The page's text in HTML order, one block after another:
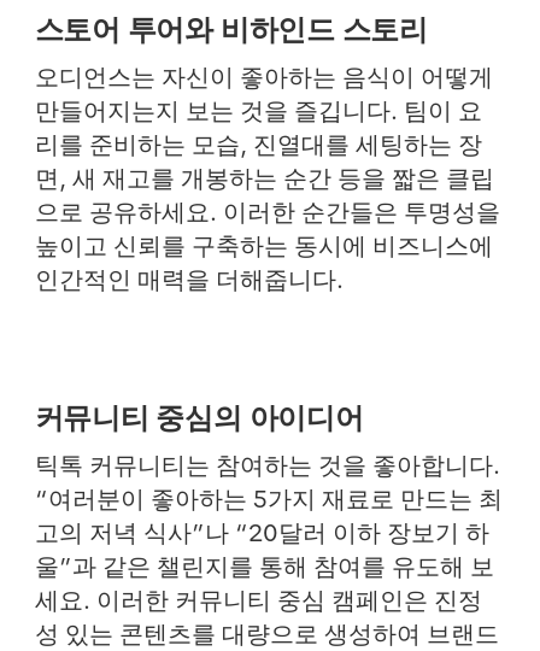
스토어 투어와 비하인드 스토리
오디언스는 자신이 좋아하는 음식이 어떻게
만들어지는지 보는 것을 즐깁니다. 팀이 요
리를 준비하는 모습, 진열대를 세팅하는 장
면, 새 재고를 개봉하는 순간 등을 짧은 클립
으로 공유하세요. 이러한 순간들은 투명성을
높이고 신뢰를 구축하는 동시에 비즈니스에
인간적인 매력을 더해줍니다.
커뮤니티 중심의 아이디어
틱톡 커뮤니티는 참여하는 것을 좋아합니다.
“여러분이 좋아하는 5가지 재료로 만드는 최
고의 저녁 식사”나 “20달러 이하 장보기 하
울”과 같은 챌린지를 통해 참여를 유도해 보
세요. 이러한 커뮤니티 중심 캠페인은 진정
성 있는 콘텐츠를 대량으로 생성하여 브랜드